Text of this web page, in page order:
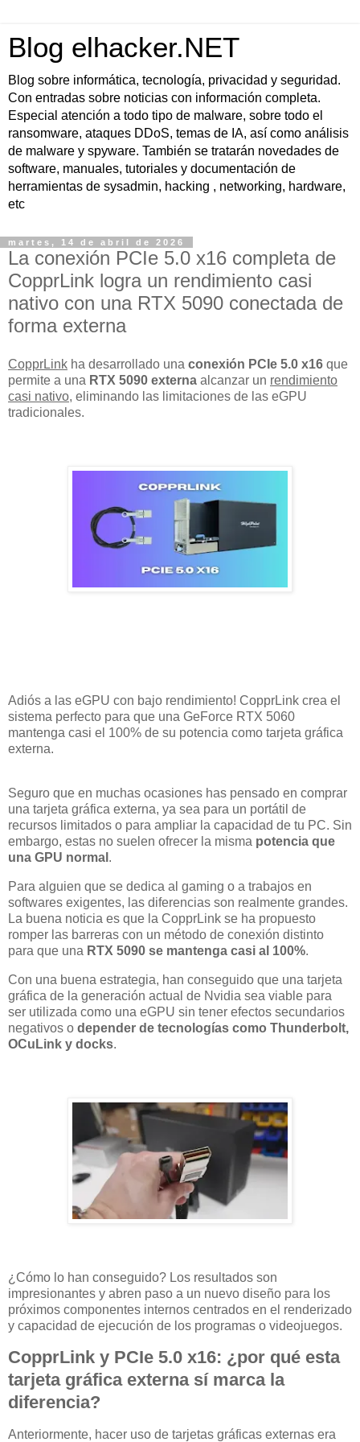
Blog elhacker.NET
Blog sobre informática, tecnología, privacidad y seguridad.
Con entradas sobre noticias con información completa.
Especial atención a todo tipo de malware, sobre todo el
ransomware, ataques DDoS, temas de IA, así como análisis
de malware y spyware. También se tratarán novedades de
software, manuales, tutoriales y documentación de
herramientas de sysadmin, hacking , networking, hardware,
etc
martes, 14 de abril de 2026
La conexión PCIe 5.0 x16 completa de
CopprLink logra un rendimiento casi
nativo con una RTX 5090 conectada de
forma externa
CopprLink ha desarrollado una conexión PCIe 5.0 x16 que
permite a una RTX 5090 externa alcanzar un rendimiento
casi nativo, eliminando las limitaciones de las eGPU
tradicionales.
Adiós a las eGPU con bajo rendimiento! CopprLink crea el
sistema perfecto para que una GeForce RTX 5060
mantenga casi el 100% de su potencia como tarjeta gráfica
externa.
Seguro que en muchas ocasiones has pensado en comprar
una tarjeta gráfica externa, ya sea para un portátil de
recursos limitados o para ampliar la capacidad de tu PC. Sin
embargo, estas no suelen ofrecer la misma potencia que
una GPU normal .
Para alguien que se dedica al gaming o a trabajos en
softwares exigentes, las diferencias son realmente grandes.
La buena noticia es que la CopprLink se ha propuesto
romper las barreras con un método de conexión distinto
para que una RTX 5090 se mantenga casi al 100%.
Con una buena estrategia, han conseguido que una tarjeta
gráfica de la generación actual de Nvidia sea viable para
ser utilizada como una eGPU sin tener efectos secundarios
negativos o depender de tecnologías como Thunderbolt,
OCuLink y docks.
¿Cómo lo han conseguido? Los resultados son
impresionantes y abren paso a un nuevo diseño para los
próximos componentes internos centrados en el renderizado
y capacidad de ejecución de los programas o videojuegos.
CopprLink y PCIe 5.0 x16: ¿por qué esta
tarjeta gráfica externa sí marca la
diferencia?
Anteriormente, hacer uso de tarjetas gráficas externas era